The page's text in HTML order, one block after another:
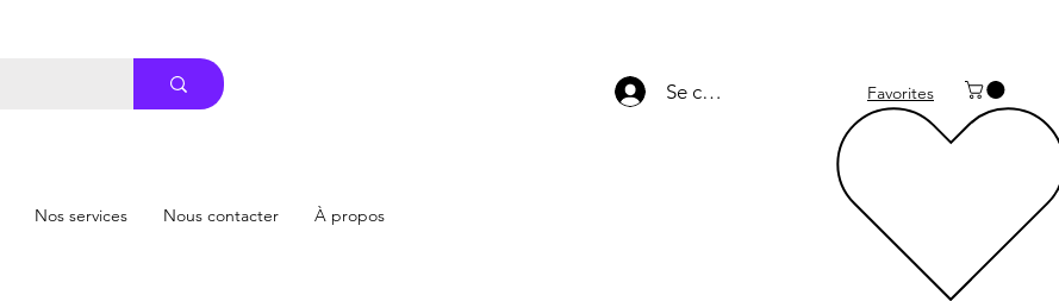
Se connecter Favorites
Nos services Nous contacter À propos